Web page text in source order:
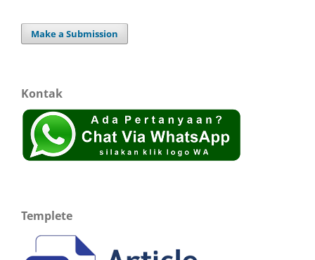
Make a Submission
Kontak
Templete